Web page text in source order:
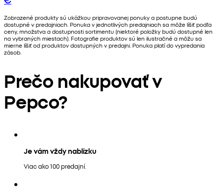
Zobrazené produkty sú ukážkou pripravovanej ponuky a postupne budú
dostupné v predajniach. Ponuka v jednotlivých predajniach sa môže líšiť podľa
ceny, množstva a dostupnosti sortimentu (niektoré položky budú dostupné len
na vybraných miestach). Fotografie produktov sú len ilustračné a môžu sa
mierne líšiť od produktov dostupných v predajni. Ponuka platí do vypredania
zásob.
Prečo nakupovať v
Pepco?
Je vám vždy nablízku
Viac ako 100 predajní.